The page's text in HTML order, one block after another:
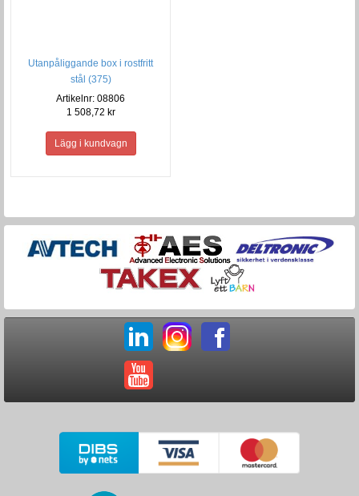
Utanpåliggande box i rostfritt
stål (375)
Artikelnr: 08806
1 508,72 kr